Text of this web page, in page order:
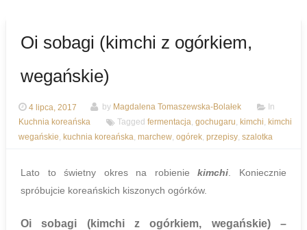
Oi sobagi (kimchi z ogórkiem,
wegańskie)
4 lipca, 2017 by Magdalena Tomaszewska-Bolałek
In
Kuchnia koreańska
Tagged fermentacja, gochugaru, kimchi, kimchi
wegańskie, kuchnia koreańska, marchew, ogórek, przepisy, szalotka
Lato to świetny okres na robieniekimchi . Koniecznie
spróbujcie koreańskich kiszonych ogórków.
Oi sobagi (kimchi z ogórkiem, wegańskie) –